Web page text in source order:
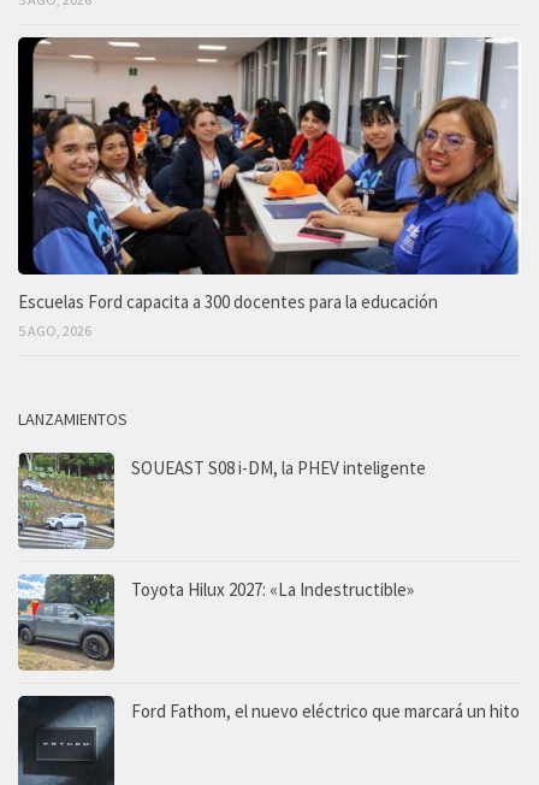
Escuelas Ford capacita a 300 docentes para la educación
5 AGO, 2026
LANZAMIENTOS
SOUEAST S08 i-DM, la PHEV inteligente
Toyota Hilux 2027: «La Indestructible»
Ford Fathom, el nuevo eléctrico que marcará un hito